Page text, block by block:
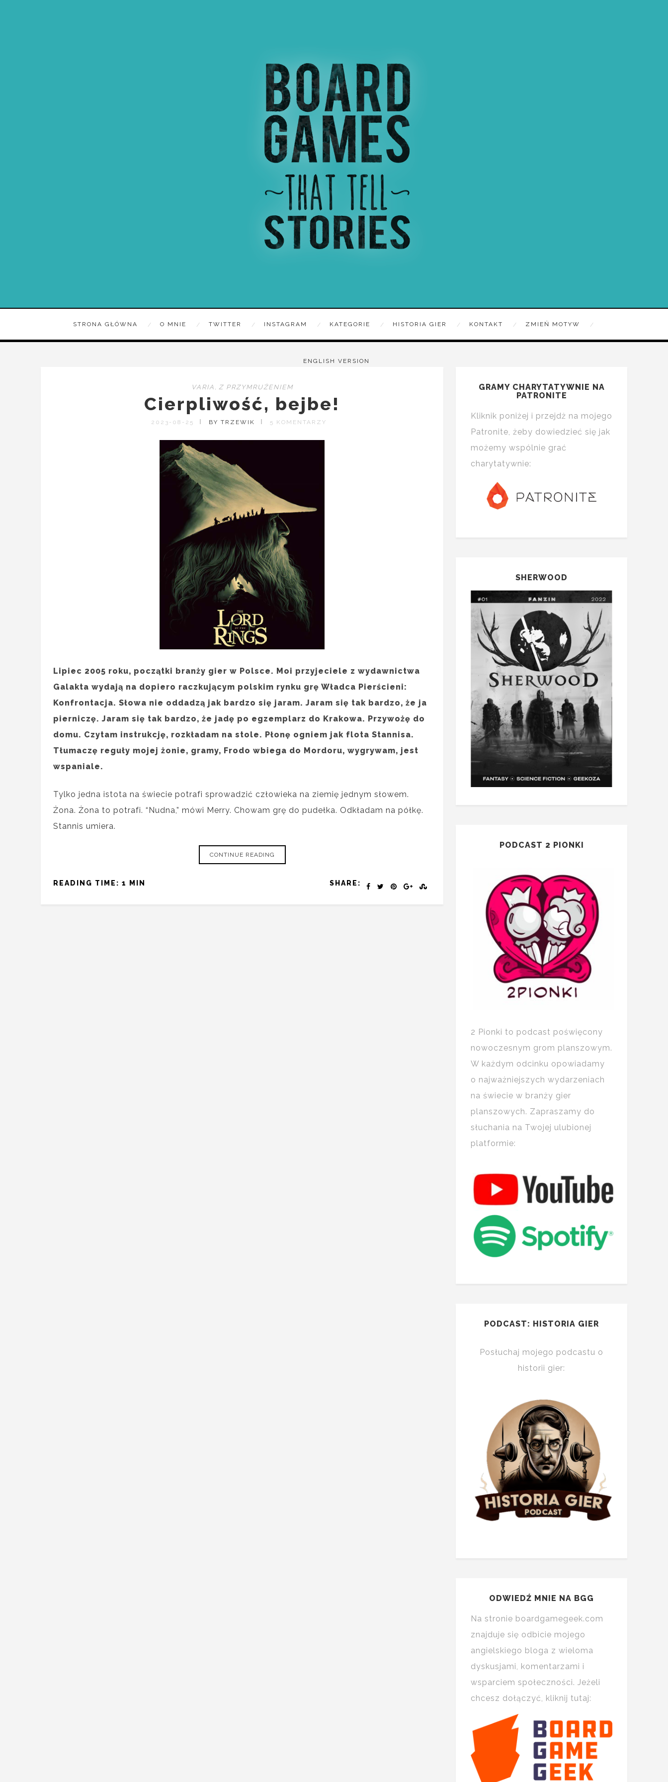
STRONA GŁÓWNA O MNIE TWITTER INSTAGRAM KATEGORIE HISTORIA GIER KONTAKT ZMIEŃ MOTYW
ENGLISH VERSION
VARIA , Z PRZYMRUŻENIEM
Cierpliwość, bejbe!
2023-08-25 BY TRZEWIK 5 KOMENTARZY
Lipiec 2005 roku, początki branży gier w Polsce. Moi przyjeciele z wydawnictwa
Galakta wydają na dopiero raczkującym polskim rynku grę Władca Pierścieni:
Konfrontacja. Słowa nie oddadzą jak bardzo się jaram. Jaram się tak bardzo, że ja
pierniczę. Jaram się tak bardzo, że jadę po egzemplarz do Krakowa. Przywożę do
domu. Czytam instrukcję, rozkładam na stole. Płonę ogniem jak flota Stannisa.
Tłumaczę reguły mojej żonie, gramy, Frodo wbiega do Mordoru, wygrywam, jest
wspaniale.
Tylko jedna istota na świecie potrafi sprowadzić człowieka na ziemię jednym słowem.
Żona. Żona to potrafi. “Nudna,” mówi Merry. Chowam grę do pudełka. Odkładam na półkę.
Stannis umiera.
CONTINUE READING
SHARE:
READING TIME: 1 MIN
GRAMY CHARYTATYWNIE NA
PATRONITE
Kliknik poniżej i przejdż na mojego
Patronite, żeby dowiedzieć się jak
możemy wspólnie grać
charytatywnie:
SHERWOOD
PODCAST 2 PIONKI
2 Pionki to podcast poświęcony
nowoczesnym grom planszowym.
W każdym odcinku opowiadamy
o najważniejszych wydarzeniach
na świecie w branży gier
planszowych. Zapraszamy do
słuchania na Twojej ulubionej
platformie:
PODCAST: HISTORIA GIER
Posłuchaj mojego podcastu o
historii gier:
ODWIEDŹ MNIE NA BGG
Na stronie boardgamegeek.com
znajduje się odbicie mojego
angielskiego bloga z wieloma
dyskusjami, komentarzami i
wsparciem społeczności. Jeżeli
chcesz dołączyć, kliknij tutaj: